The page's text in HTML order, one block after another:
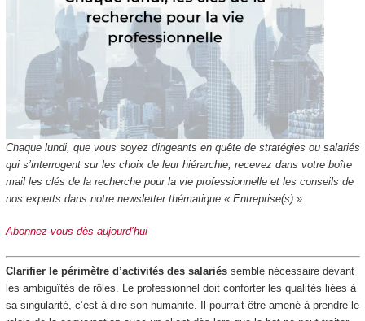
Chaque lundi, que vous soyez dirigeants en quête de stratégies ou salariés
qui s’interrogent sur les choix de leur hiérarchie, recevez dans votre boîte
mail les clés de la recherche pour la vie professionnelle et les conseils de
nos experts dans notre newsletter thématique « Entreprise(s) ».
Abonnez-vous dès aujourd’hui
Clarifier le périmètre d’activités des salariéssemble nécessaire devant
les ambiguïtés de rôles. Le professionnel doit conforter les qualités liées à
sa singularité, c’est-à-dire son humanité. Il pourrait être amené à prendre le